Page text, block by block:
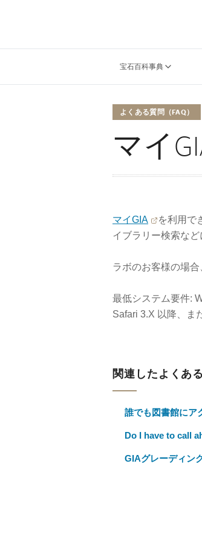
宝石百科事典
よくある質問（FAQ）
マイ
マイGIA
を利用で
イブラリー検索など
ラボのお客様の場合
最低システム要件:
Safari 3.X 以降、ま
関連したよくあ
誰でも図書館にア
Do I have to call
GIAグレーディン